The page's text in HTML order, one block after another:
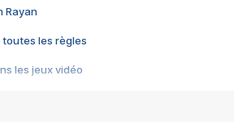
Rayan
toutes les règles
les jeux vidéo